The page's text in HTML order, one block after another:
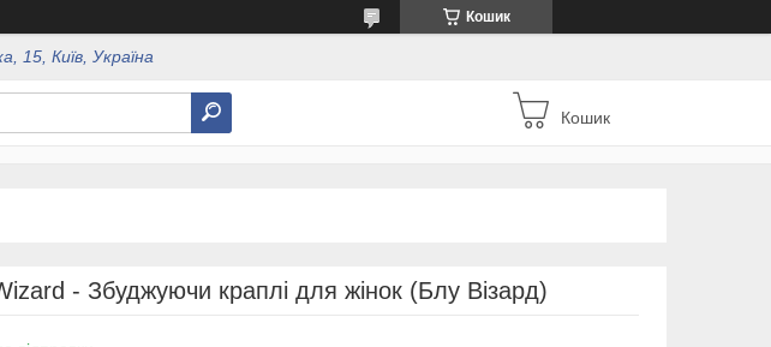
Кошик
15, Київ, Україна
Кошик
- Збуджуючи краплі для жінок (Блу Візард)